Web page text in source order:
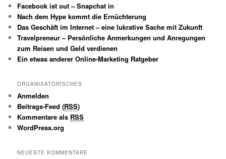
Facebook ist out – Snapchat in
Nach dem Hype kommt die Ernüchterung
Das Geschäft im Internet – eine lukrative Sache mit Zukunft
Travelpreneur – Persönliche Anmerkungen und Anregungen
zum Reisen und Geld verdienen
Ein etwas anderer Online-Marketing Ratgeber
ORGANISATORISCHES
Anmelden
Beitrags-Feed (RSS)
Kommentare als RSS
WordPress.org
NEUESTE KOMMENTARE